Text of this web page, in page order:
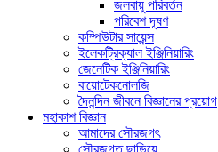
জলবায়ু পরিবর্তন
পরিবেশ দূষণ
কম্পিউটার সায়েন্স
ইলেকট্রিক্যাল ইঞ্জিনিয়ারিং
জেনেটিক ইঞ্জিনিয়ারিং
বায়োটেকনোলজি
দৈনন্দিন জীবনে বিজ্ঞানের প্রয়োগ
মহাকাশ বিজ্ঞান
আমাদের সৌরজগৎ
সৌরজগত ছাড়িয়ে